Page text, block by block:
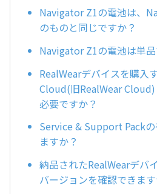
Navigator Z1の電池は、
のものと同じですか？
Navigator Z1の電池は単
RealWearデバイスを購入
Cloud(旧RealWear
必要ですか？
Service & Support Pack
ますか？
納品されたRealWearデバ
バージョンを確認できます